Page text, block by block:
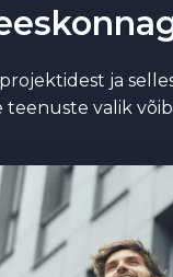
ja
teenuste valik